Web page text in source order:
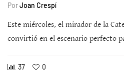
PorJoan Crespí
Este miércoles, el mirador de la
convirtió en el escenario perfecto
37 0